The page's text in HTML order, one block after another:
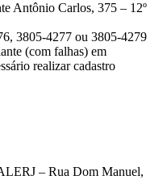
Antônio Carlos, 375 – 12º
3805-4277 ou 3805-4279
(com falhas) em
realizar cadastro
– Rua Dom Manuel,